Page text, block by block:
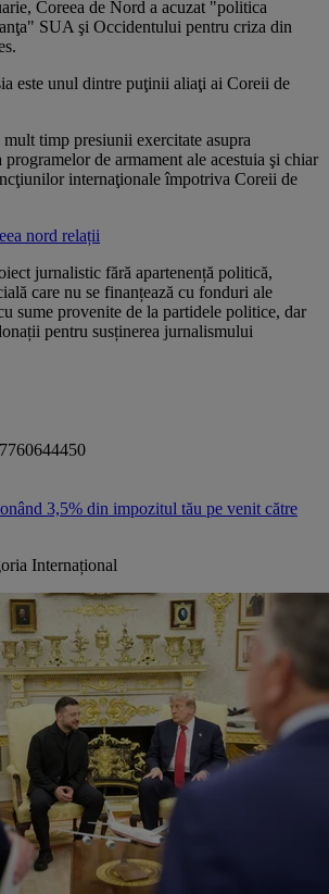
Coreea de Nord a acuzat "politica
SUA şi Occidentului pentru criza din
este unul dintre puţinii aliaţi ai Coreii de
timp presiunii exercitate asupra
de armament ale acestuia şi chiar
internaţionale împotriva Coreii de
nord relații
jurnalistic fără apartenență politică,
care nu se finanțează cu fonduri ale
sume provenite de la partidele politice, dar
pentru susținerea jurnalismului
3,5% din impozitul tău pe venit către
Internațional